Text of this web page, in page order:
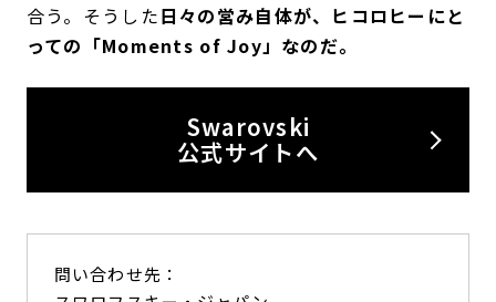
合う。そうした日々の営み自体が、ヒコロヒーにと
っての「Moments of Joy」なのだ。
Swarovski
公式サイトへ
問い合わせ先：